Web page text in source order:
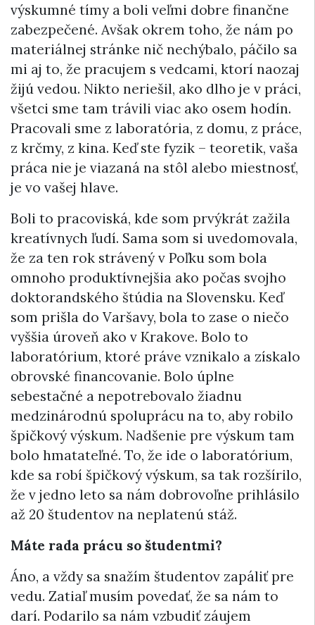
výskumné tímy a boli veľmi dobre finančne
zabezpečené. Avšak okrem toho, že nám po
materiálnej stránke nič nechýbalo, páčilo sa
mi aj to, že pracujem s vedcami, ktorí naozaj
žijú vedou. Nikto neriešil, ako dlho je v práci,
všetci sme tam trávili viac ako osem hodín.
Pracovali sme z laboratória, z domu, z práce,
z krčmy, z kina. Keď ste fyzik – teoretik, vaša
práca nie je viazaná na stôl alebo miestnosť,
je vo vašej hlave.
Boli to pracoviská, kde som prvýkrát zažila
kreatívnych ľudí. Sama som si uvedomovala,
že za ten rok strávený v Poľku som bola
omnoho produktívnejšia ako počas svojho
doktorandského štúdia na Slovensku. Keď
som prišla do Varšavy, bola to zase o niečo
vyššia úroveň ako v Krakove. Bolo to
laboratórium, ktoré práve vznikalo a získalo
obrovské financovanie. Bolo úplne
sebestačné a nepotrebovalo žiadnu
medzinárodnú spoluprácu na to, aby robilo
špičkový výskum. Nadšenie pre výskum tam
bolo hmatateľné. To, že ide o laboratórium,
kde sa robí špičkový výskum, sa tak rozšírilo,
že v jedno leto sa nám dobrovoľne prihlásilo
až 20 študentov na neplatenú stáž.
Máte rada prácu so študentmi?
Áno, a vždy sa snažím študentov zapáliť pre
vedu. Zatiaľ musím povedať, že sa nám to
darí. Podarilo sa nám vzbudiť záujem